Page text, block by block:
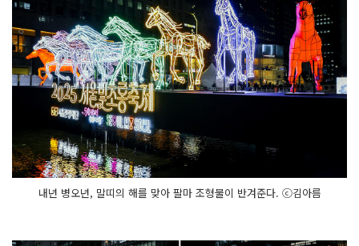
내년 병오년, 말띠의 해를 맞아 팔마 조형물이 반겨준다. ⓒ김아름